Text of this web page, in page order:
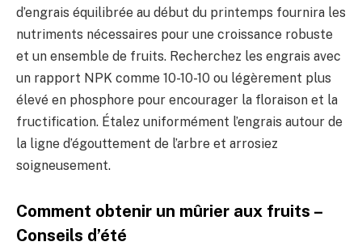
d’engrais équilibrée au début du printemps fournira les
nutriments nécessaires pour une croissance robuste
et un ensemble de fruits. Recherchez les engrais avec
un rapport NPK comme 10-10-10 ou légèrement plus
élevé en phosphore pour encourager la floraison et la
fructification. Étalez uniformément l’engrais autour de
la ligne d’égouttement de l’arbre et arrosiez
soigneusement.
Comment obtenir un mûrier aux fruits –
Conseils d’été